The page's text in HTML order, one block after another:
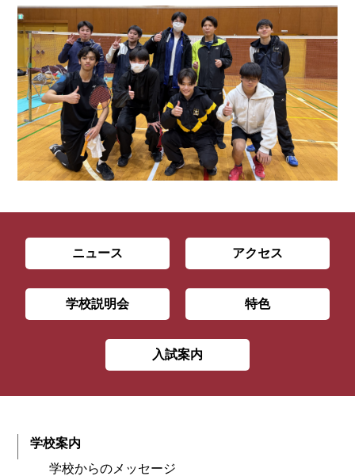
ニュース アクセス
学校説明会 特色
入試案内
学校案内
学校からのメッセージ